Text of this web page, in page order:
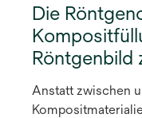
Die
Röntgenbild
Anstatt zwischen